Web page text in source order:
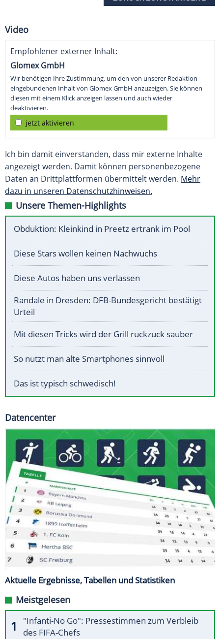
Video
Empfohlener externer Inhalt:
Glomex GmbH
Wir benötigen Ihre Zustimmung, um den von unserer Redaktion
eingebundenen Inhalt von Glomex GmbH anzuzeigen. Sie können
diesen mit einem Klick anzeigen lassen und auch wieder
deaktivieren.
jetzt aktivieren
Ich bin damit einverstanden, dass mir externe Inhalte
angezeigt werden. Damit können personenbezogene
Daten an Drittplattformen übermittelt werden. Mehr
dazu in unseren Datenschutzhinweisen.
Unsere Themen-Highlights
Obduktion: Kleinkind in Preetz ertrank im Pool
Diese Stars wollen keinen Nachwuchs
Diese Autos haben uns verlassen
Randale in Dresden: DFB-Bundesgericht bestätigt
Urteil
Mit diesen Tricks wird der Grill ruckzuck sauber
So nutzt man alte Smartphones sinnvoll
Das ist typisch schwedisch!
Datencenter
Aktuelle Ergebnisse, Tabellen und Statistiken
Meistgelesen
"Infanti-No Go": Pressestimmen zum Verbleib
des FIFA-Chefs